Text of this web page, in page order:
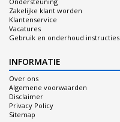
Zakelijke klant worden
Klantenservice
Vacatures
Gebruik en onderhoud instructies
INFORMATIE
Over ons
Algemene voorwaarden
Disclaimer
Privacy Policy
Sitemap